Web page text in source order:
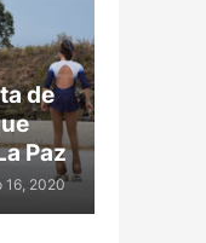
de
Paz
16, 2020